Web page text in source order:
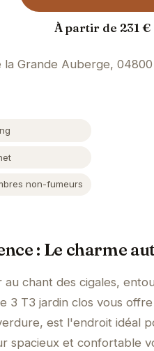
À partir de 231 €
la Grande Auberge,
non-fumeurs
: Le charme
au chant des cigales,
3 T3 jardin clos vous
est l'endroit idéal
spacieux et confortable